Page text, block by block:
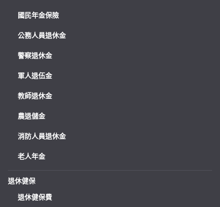
國民年金保險
公務人員退休金
警察退休金
軍人退伍金
教師退休金
農退儲金
消防人員退休金
老人年金
退休健保
退休健保費